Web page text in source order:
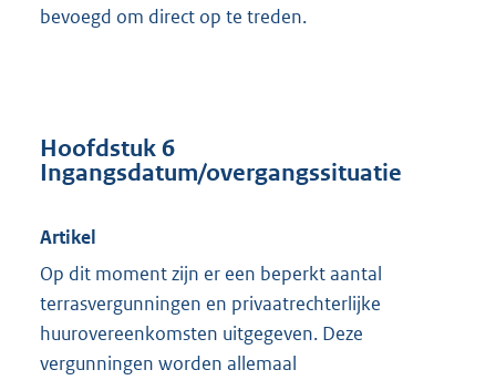
bevoegd om direct op te treden.
Hoofdstuk 6
Ingangsdatum/overgangssituatie
Artikel
Op dit moment zijn er een beperkt aantal
terrasvergunningen en privaatrechterlijke
huurovereenkomsten uitgegeven. Deze
vergunningen worden allemaal